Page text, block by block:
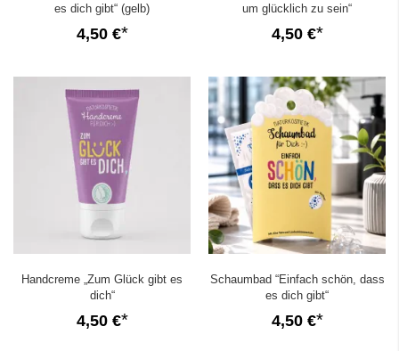
es dich gibt“ (gelb)
4,50 €
um glücklich zu sein“
4,50 €
Handcreme „Zum Glück gibt es
dich“
4,50 €
Schaumbad “Einfach schön, dass
es dich gibt“
4,50 €